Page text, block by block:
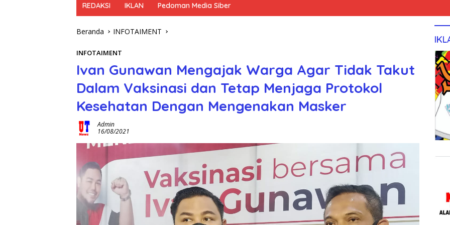
REDAKSI IKLAN Pedoman Media Siber
Beranda INFOTAIMENT
INFOTAIMENT
Ivan Gunawan Mengajak Warga Agar Tidak Takut
Dalam Vaksinasi dan Tetap Menjaga Protokol
Kesehatan Dengan Mengenakan Masker
Admin
16/08/2021